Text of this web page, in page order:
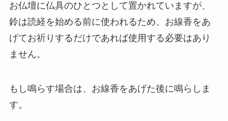
お仏壇に仏具のひとつとして置かれていますが、
鈴は読経を始める前に使われるため、お線香をあ
げてお祈りするだけであれば使用する必要はあり
ません。
もし鳴らす場合は、お線香をあげた後に鳴らしま
す。